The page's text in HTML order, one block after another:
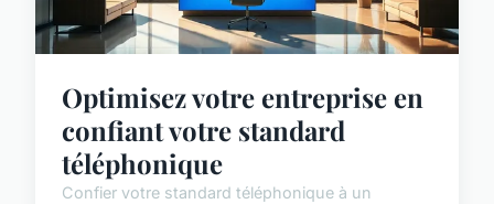
Optimisez votre entreprise en
confiant votre standard
téléphonique
Confier votre standard téléphonique à un